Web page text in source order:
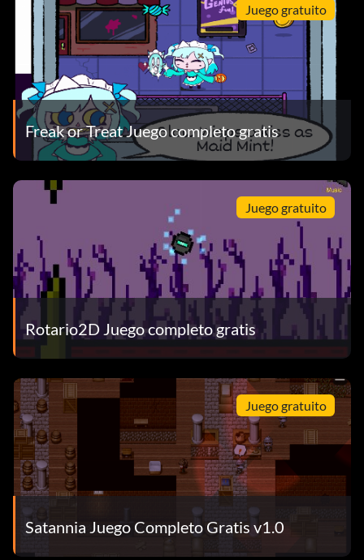
Juego gratuito
Freak or Treat Juego completo gratis
Juego gratuito
Rotario2D Juego completo gratis
Juego gratuito
Satannia Juego Completo Gratis v1.0